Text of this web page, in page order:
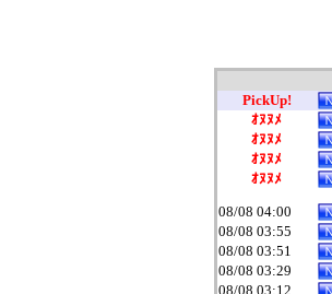
PickUp!
ｵﾇﾇﾒ
ｵﾇﾇﾒ
ｵﾇﾇﾒ
ｵﾇﾇﾒ
08/08 04:00
08/08 03:55
08/08 03:51
08/08 03:29
08/08 03:12